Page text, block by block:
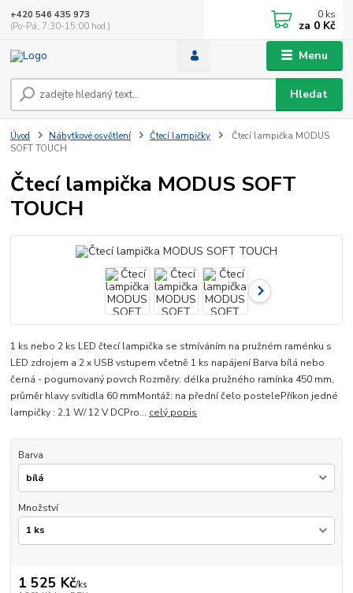
Menu
Hledat
+420 546 435 973
(Po-Pá, 7:30-15:00 hod.)
0 ks
za 0 Kč
Úvod Nábytkové osvětlení Čtecí lampičky
Čtecí lampička MODUS
SOFT TOUCH
Čtecí lampička MODUS SOFT
TOUCH
1 ks nebo 2 ks LED čtecí lampička se stmíváním na pružném raménku s
LED zdrojem a 2 x USB vstupem včetně 1 ks napájení Barva bílá nebo
černá - pogumovaný povrch Rozměry: délka pružného ramínka 450 mm,
průměr hlavy svítidla 60 mmMontáž: na přední čelo postelePříkon jedné
lampičky : 2,1 W/ 12 V DCPro... celý popis
Barva
Množství
1 525 Kč/ks